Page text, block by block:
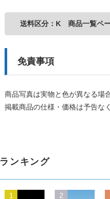
送料区分：K 商品一覧ペ
免責事項
商品写真は実物と色が異なる場
掲載商品の仕様・価格は予告な
ランキング
1 2